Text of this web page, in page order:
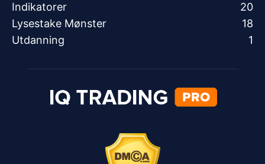
Indikatorer
20
Lysestake Mønster
18
Utdanning
1